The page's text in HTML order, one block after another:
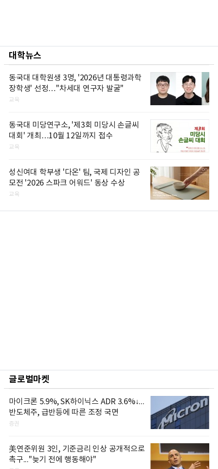
대학뉴스
동국대 대학원생 3명, '2026년 대통령과학
장학생' 선정…"차세대 연구자 발굴"
교육
동국대 미당연구소, '제3회 미당시 손글씨
대회' 개최…10월 12일까지 접수
교육
성신여대 학부생 '다온' 팀, 국제 디자인 공
모전 '2026 스파크 어워드' 동상 수상
교육
글로벌마켓
마이크론 5.9%, SK하이닉스 ADR 3.6%↓...
반도체주, 급반등에 따른 조정 국면
증권
美연준위원 3인, 기준금리 인상 공개적으로
촉구..."늦기 전에 행동해야"